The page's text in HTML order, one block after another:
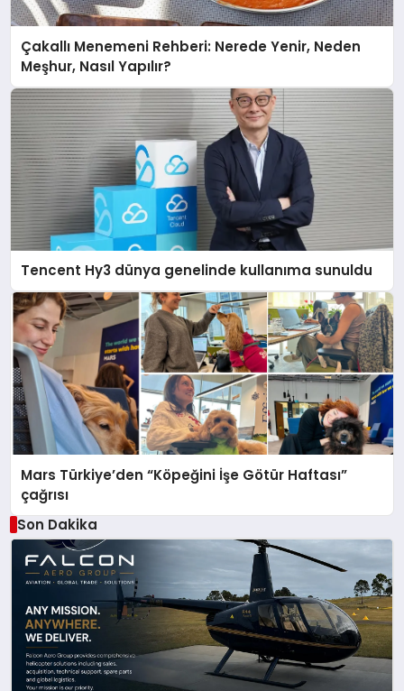
Çakallı Menemeni Rehberi: Nerede Yenir, Neden
Meşhur, Nasıl Yapılır?
Tencent Hy3 dünya genelinde kullanıma sunuldu
Mars Türkiye’den “Köpeğini İşe Götür Haftası”
çağrısı
Son Dakika